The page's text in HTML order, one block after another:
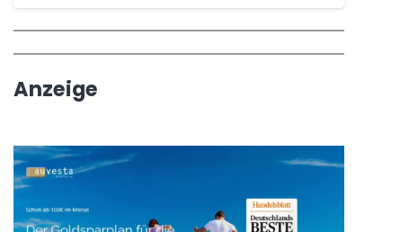
Wochenrückblick
Trendthemen
Anzeige